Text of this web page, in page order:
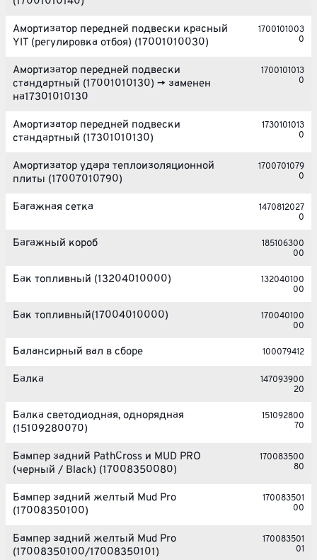
Амортизатор передней подвески красный
YIT (регулировка отбоя) (17001010030)
1700101003
0
Амортизатор передней подвески
стандартный (17001010130) -> заменен
на17301010130
1700101013
0
Амортизатор передней подвески
стандартный (17301010130)
1730101013
0
Амортизатор удара теплоизоляционной
плиты (17007010790)
1700701079
0
Багажная сетка
1470812027
0
Багажный короб
185106300
00
Бак топливный (13204010000)
132040100
00
Бак топливный(17004010000)
170040100
00
Балансирный вал в сборе 100079412
Балка
147093900
20
Балка светодиодная, однорядная
(15109280070)
151092800
70
Бампер задний PathCross и MUD PRO
(черный / Black) (17008350080)
170083500
80
Бампер задний желтый Mud Pro
(17008350100)
170083501
00
Бампер задний желтый Mud Pro
(17008350100/17008350101)
170083501
01